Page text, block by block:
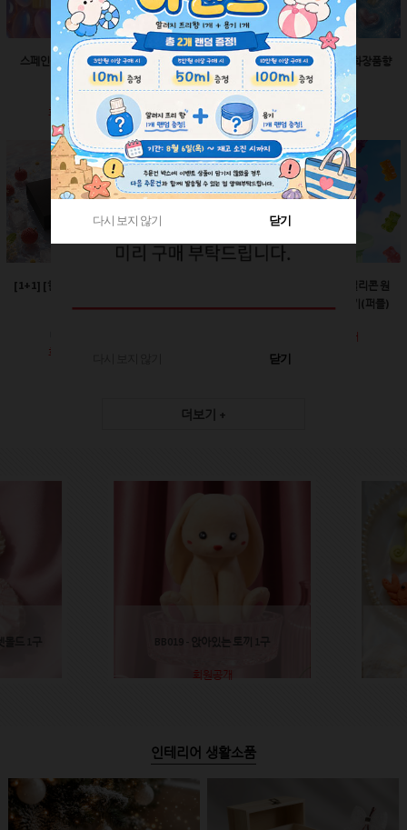
스페인산 향료-향수향
2ml
회원공개
스페인산 향료-비누향
2ml
회원공개
스페인산 향료-화장품향
2ml
회원공개
[1+1] [한정판매]매트블
회원공개
60ml-몬스터 실리콘 원
터치캡 튜브용기(퍼플)
회원공개
더보기 +
드 1구 BB019 - 앉아있는 토끼 1구
회원공개
인테리어 생활소품
다시 보지 않기 닫기
다시 보지 않기 닫기
닫기